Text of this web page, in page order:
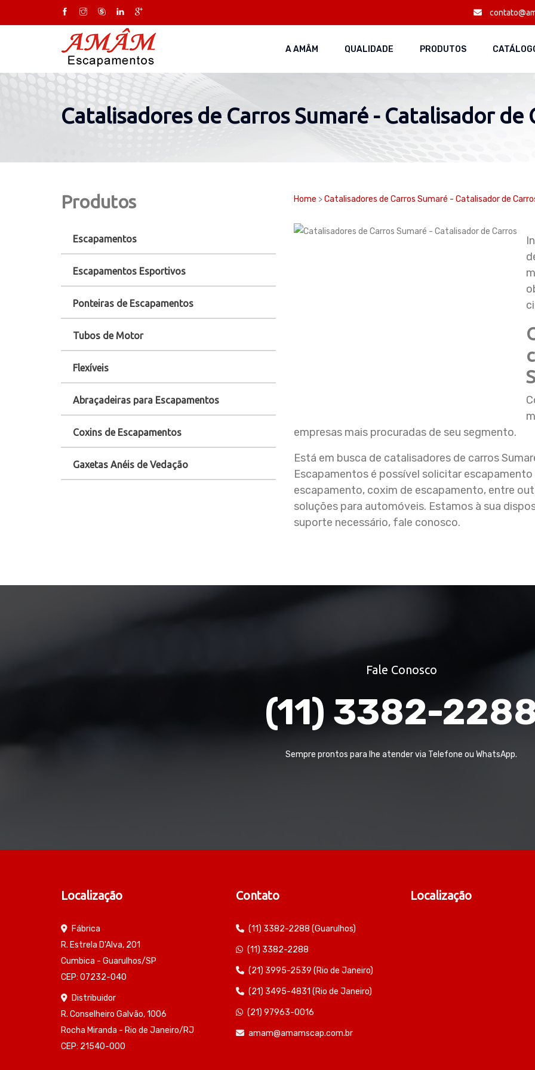
A AMÂM QUALIDADE PRODUTOS
Catalisadores de Carros Sumaré - Catalisador de
Produtos
Escapamentos
Escapamentos Esportivos
Ponteiras de Escapamentos
Tubos de Motor
Flexíveis
Abraçadeiras para Escapamentos
Coxins de Escapamentos
Gaxetas Anéis de Vedação
Home >Catalisadores de Carros Sumaré - Catalisador de
empresas mais procuradas de seu segmento.
Está em busca de catalisadores de carros
Escapamentos é possível solicitar
escapamento, coxim de escapamento, entre
soluções para automóveis. Estamos à sua
suporte necessário, fale conosco.
Fale Conosco
(11) 3382-
Sempre prontos para lhe atender via Telefone ou WhatsApp.
Localização
Fábrica
R. Estrela D'Alva, 201
Cumbica - Guarulhos/SP
CEP: 07232-040
Distribuidor
R. Conselheiro Galvão, 1006
Rocha Miranda - Rio de Janeiro/RJ
CEP: 21540-000
Contato
(11) 3382-2288 (Guarulhos)
(11) 3382-2288
(21) 3995-2539 (Rio de Janeiro)
(21) 3495-4831 (Rio de Janeiro)
(21) 97963-0016
amam@amamscap.com.br
Localização